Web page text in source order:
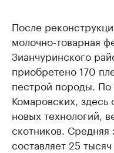
После
молочно-товарная
Зианчуринского
приобретено 170
пестрой породы. По
Комаровских, здесь
новых технологий,
скотников. Средняя
составляет 25